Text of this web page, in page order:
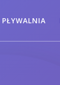
PŁYWALNIA